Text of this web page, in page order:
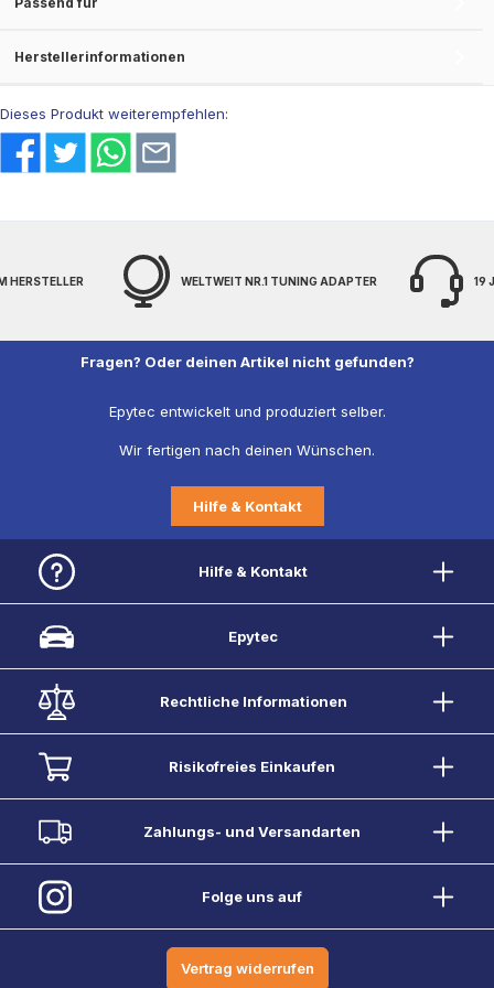
Herstellerinformationen
Dieses Produkt weiterempfehlen:
HERSTELLER WELTWEIT NR.1 TUNING ADAPTER 19
Fragen? Oder deinen Artikel nicht gefunden?
Epytec entwickelt und produziert selber.
Wir fertigen nach deinen Wünschen.
Hilfe & Kontakt
Hilfe & Kontakt
Epytec
Rechtliche Informationen
Risikofreies Einkaufen
Zahlungs- und Versandarten
Folge uns auf
Vertrag widerrufen